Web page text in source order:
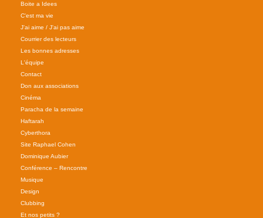
Boite a Idees
C'est ma vie
J'ai aime / J'ai pas aime
Courrier des lecteurs
Les bonnes adresses
L'équipe
Contact
Don aux associations
Cinéma
Paracha de la semaine
Haftarah
Cyberthora
Site Raphael Cohen
Dominique Aubier
Conférence – Rencontre
Musique
Design
Clubbing
Et nos petits ?